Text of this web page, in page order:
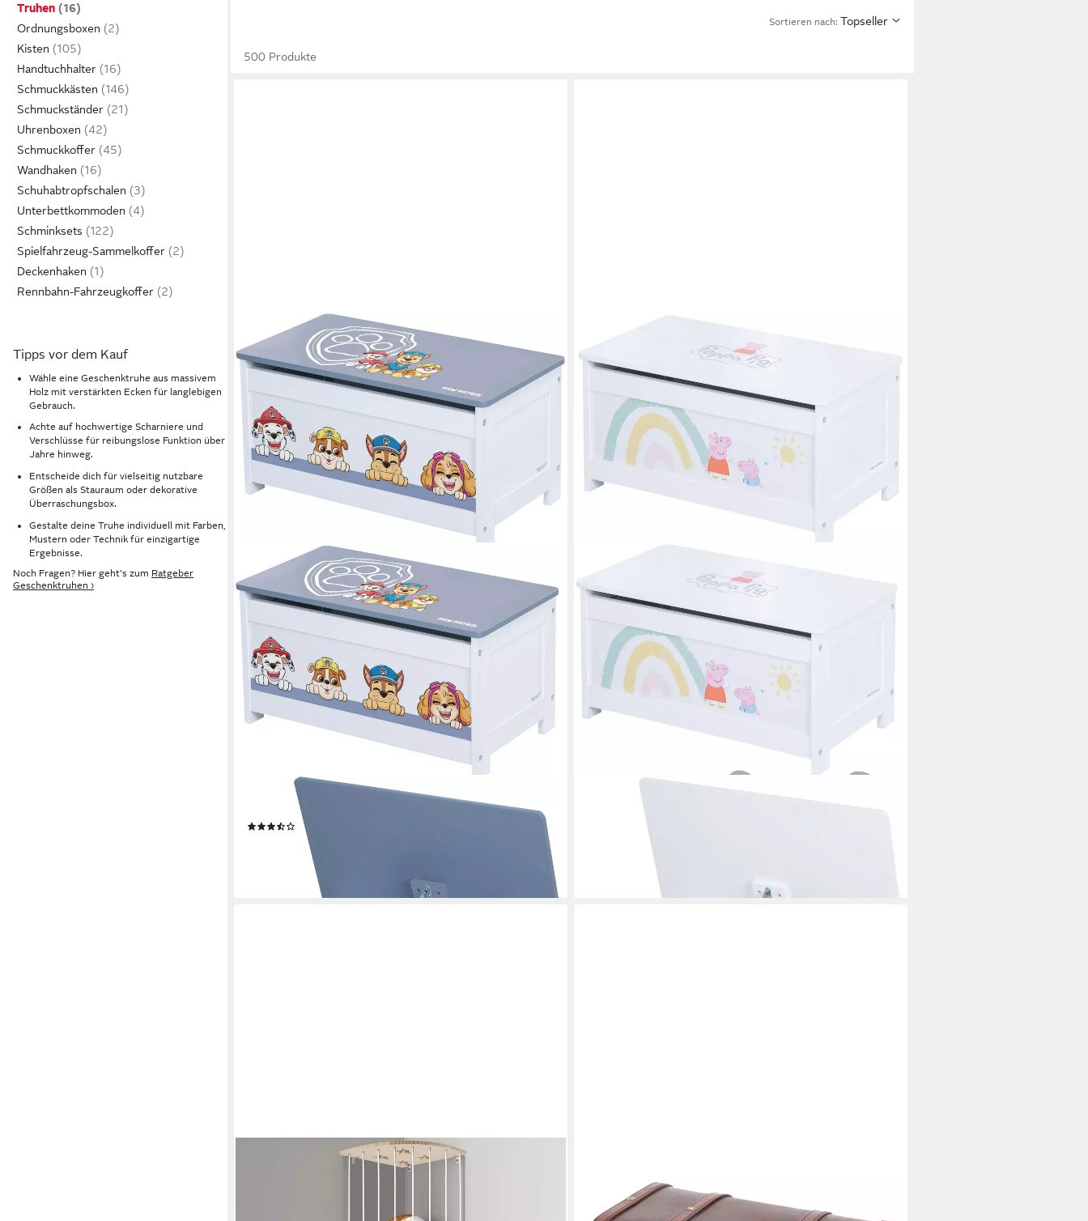
Truhen
Ordnungsboxen
Kisten
Handtuchhalter
Schmuckkästen
Schmuckständer
Uhrenboxen
Schmuckkoffer
Wandhaken
Schuhabtropfschalen
Unterbettkommoden
Schminksets
Spielfahrzeug-Sammelkoffer
Deckenhaken
Rennbahn-Fahrzeugkoffer
Tipps vor dem Kauf
Wähle eine Geschenktruhe aus massivem
Holz mit verstärkten Ecken für langlebigen
Gebrauch.
Achte auf hochwertige Scharniere und
Verschlüsse für reibungslose Funktion über
Jahre hinweg.
Entscheide dich für vielseitig nutzbare
Größen als Stauraum oder dekorative
Überraschungsbox.
Gestalte deine Truhe individuell mit Farben,
Mustern oder Technik für einzigartige
Ergebnisse.
Noch Fragen? Hier geht's zum Ratgeber
Geschenktruhen ›
Sortieren nach: Topseller
500 Produkte
Truhe PAW Patrol, mit Deckelbremse
(2)
UVP
lieferbar - in 4-5 Werktagen bei dir
Truhe Peppa Pig, mit Deckelbremse
lieferbar - in 4-5 Werktagen bei dir